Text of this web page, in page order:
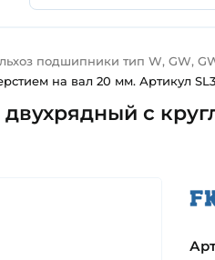
подшипники тип W, GW,
на вал 20 мм. Артикул
с